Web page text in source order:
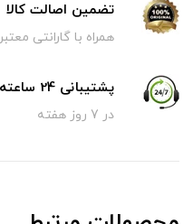
تضمین اصالت کالا
همراه با گارانتی معتبر
پشتیبانی 24 ساعته
در 7 روز هفته